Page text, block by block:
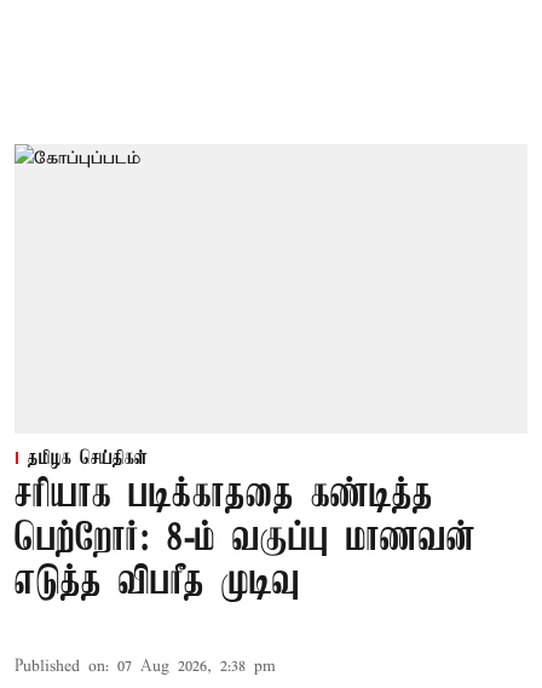
தமிழக செய்திகள்
சரியாக படிக்காததை கண்டித்த
பெற்றோர்: 8-ம் வகுப்பு மாணவன்
எடுத்த விபரீத முடிவு
Published on: 07 Aug 2026, 2:38 pm